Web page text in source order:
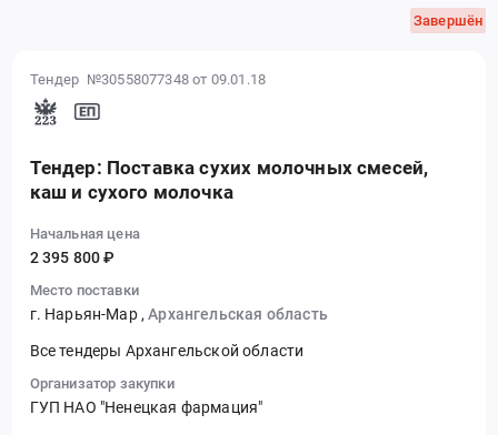
Завершён
Тендер №30558077348 от 09.01.18
Тендер: Поставка сухих молочных смесей,
каш и сухого молочка
Начальная цена
2 395 800 ₽
Место поставки
г. Нарьян-Мар ,Архангельская область
Все тендеры Архангельской области
Организатор закупки
ГУП НАО "Ненецкая фармация"